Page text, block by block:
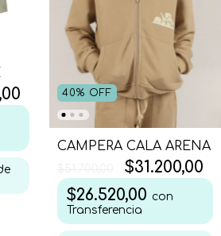
40% OFF
CAMPERA CALA ARENA
$31.200,00
$26.520,00 con
Transferencia